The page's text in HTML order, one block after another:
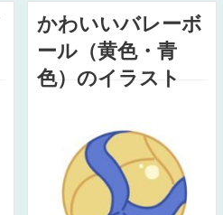
かわいいバレーボ
ール（黄色・青
色）のイラスト